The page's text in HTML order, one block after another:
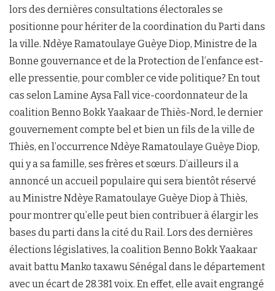
lors des dernières consultations électorales se
positionne pour hériter de la coordination du Parti dans
la ville. Ndèye Ramatoulaye Guèye Diop, Ministre de la
Bonne gouvernance et de la Protection de l’enfance est-
elle pressentie, pour combler ce vide politique? En tout
cas selon Lamine Aysa Fall vice-coordonnateur de la
coalition Benno Bokk Yaakaar de Thiès-Nord, le dernier
gouvernement compte bel et bien un fils de la ville de
Thiès, en l’occurrence Ndèye Ramatoulaye Guèye Diop,
qui y a sa famille, ses frères et sœurs. D’ailleurs il a
annoncé un accueil populaire qui sera bientôt réservé
au Ministre Ndèye Ramatoulaye Guèye Diop à Thiès,
pour montrer qu’elle peut bien contribuer à élargir les
bases du parti dans la cité du Rail. Lors des dernières
élections législatives, la coalition Benno Bokk Yaakaar
avait battu Manko taxawu Sénégal dans le département
avec un écart de 28.381 voix. En effet, elle avait engrangé